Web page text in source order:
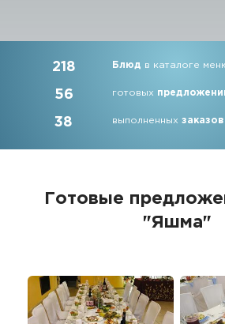
218 Блюд в каталоге
56 готовых
38 выполненныхзаказов
Готовые
"Яшма"